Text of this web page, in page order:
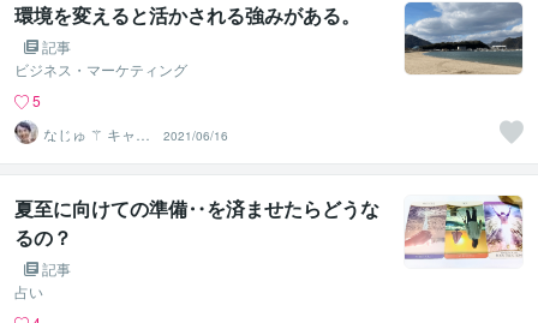
環境を変えると活かされる強みがある。
記事
ビジネス・マーケティング
5
なじゅ ⚚ キャリ
アコンサルタン
ト
2021/06/16
夏至に向けての準備‥を済ませたらどうな
るの？
記事
占い